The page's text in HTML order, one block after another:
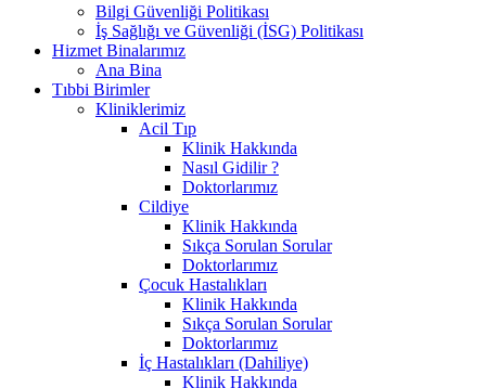
Bilgi Güvenliği Politikası
İş Sağlığı ve Güvenliği (İSG) Politikası
Hizmet Binalarımız
Ana Bina
Tıbbi Birimler
Kliniklerimiz
Acil Tıp
Klinik Hakkında
Nasıl Gidilir ?
Doktorlarımız
Cildiye
Klinik Hakkında
Sıkça Sorulan Sorular
Doktorlarımız
Çocuk Hastalıkları
Klinik Hakkında
Sıkça Sorulan Sorular
Doktorlarımız
İç Hastalıkları (Dahiliye)
Klinik Hakkında